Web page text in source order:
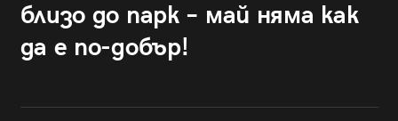
близо до парк – май няма как
да е по-добър!